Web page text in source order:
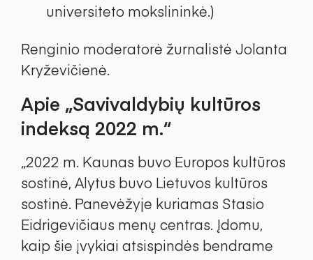
universiteto mokslininkė.)
Renginio moderatorė žurnalistė Jolanta
Kryževičienė.
Apie „Savivaldybių kultūros
indeksą 2022 m.“
„2022 m. Kaunas buvo Europos kultūros
sostinė, Alytus buvo Lietuvos kultūros
sostinė. Panevėžyje kuriamas Stasio
Eidrigevičiaus menų centras. Įdomu,
kaip šie įvykiai atsispindės bendrame